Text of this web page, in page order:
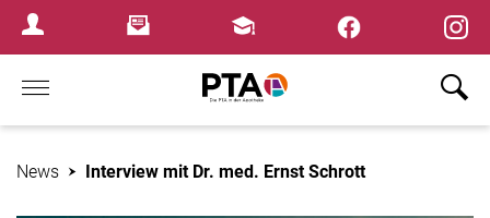
Login MenuNewsletterFortbildungen
Home
News Interview mit Dr. med. Ernst Schrott
×